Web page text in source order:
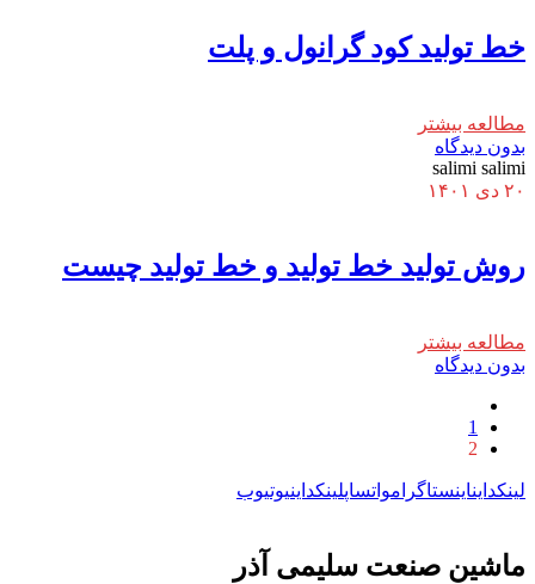
خط تولید کود گرانول و پلت
مطالعه بیشتر
بدون دیدگاه
salimi salimi
۲۰ دی ۱۴۰۱
روش تولید خط تولید و خط تولید چیست
مطالعه بیشتر
بدون دیدگاه
1
2
لینکدایناینستاگرامواتساپلینکداینیوتیوب
ماشين صنعت سليمی آذر